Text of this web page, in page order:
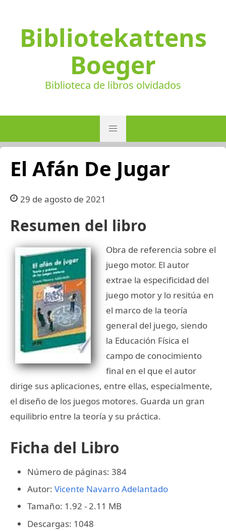
Bibliotekattens
Boeger
Biblioteca de libros olvidados
El Afán De Jugar
29 de agosto de 2021
Resumen del libro
Obra de referencia sobre el
juego motor. El autor
extrae la especificidad del
juego motor y lo resitúa en
el marco de la teoría
general del juego, siendo
la Educación Física el
campo de conocimiento
final en el que el autor
dirige sus aplicaciones, entre ellas, especialmente,
el diseño de los juegos motores. Guarda un gran
equilibrio entre la teoría y su práctica.
Ficha del Libro
Número de páginas: 384
Autor: Vicente Navarro Adelantado
Tamaño: 1.92 - 2.11 MB
Descargas: 1048